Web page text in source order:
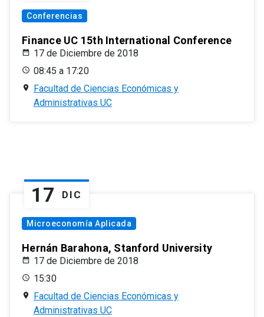
Conferencias
Finance UC 15th International Conference
17 de Diciembre de 2018
08:45 a 17:20
Facultad de Ciencias Económicas y
Administrativas UC
17 DIC
Microeconomía Aplicada
Hernán Barahona, Stanford University
17 de Diciembre de 2018
15:30
Facultad de Ciencias Económicas y
Administrativas UC